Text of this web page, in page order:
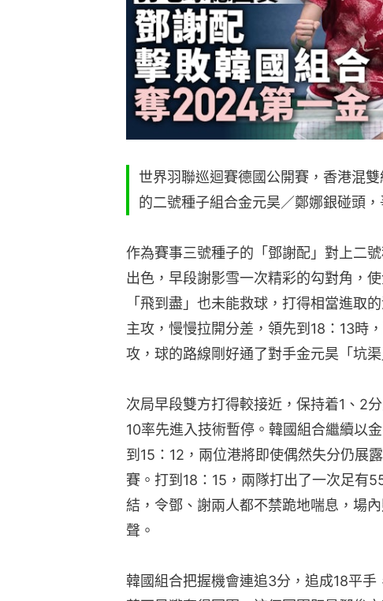
世界羽聯巡迴賽德國公開賽，香港混
的二號種子組合金元昊／鄭娜銀碰頭，
作為賽事三號種子的「鄧謝配」對上二
出色，早段謝影雪一次精彩的勾對角，
「飛到盡」也未能救球，打得相當進取
主攻，慢慢拉開分差，領先到18：13時
攻，球的路線剛好通了對手金元昊「坑
次局早段雙方打得較接近，保持着1、2
10率先進入技術暫停。韓國組合繼續以
到15：12，兩位港將即使偶然失分仍展
賽。打到18：15，兩隊打出了一次足有
結，令鄧、謝兩人都不禁跪地喘息，場
聲。
韓國組合把握機會連追3分，追成18平